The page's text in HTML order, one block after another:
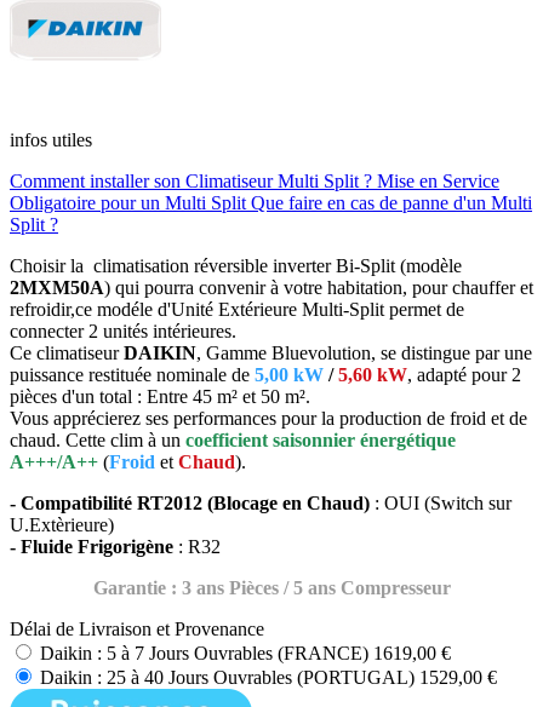
infos utiles
Comment installer son Climatiseur Multi Split ? Mise en Service
Obligatoire pour un Multi Split Que faire en cas de panne d'un Multi
Split ?
Choisir la climatisation réversible inverter Bi-Split (modèle
2MXM50A) qui pourra convenir à votre habitation, pour chauffer et
refroidir,ce modéle d'Unité Extérieure Multi-Split permet de
connecter 2 unités intérieures.
Ce climatiseurDAIKIN, Gamme Bluevolution, se distingue par une
puissance restituée nominale de 5,00 kW /5,60 kW, adapté pour 2
pièces d'un total : Entre 45 m² et 50 m².
Vous apprécierez ses performances pour la production de froid et de
chaud. Cette clim à un coefficient saisonnier énergétique
A+++/A++ (Froid et Chaud).
- Compatibilité RT2012 (Blocage en Chaud) : OUI (Switch sur
U.Extèrieure)
- Fluide Frigorigène : R32
Garantie : 3 ans Pièces / 5 ans Compresseur
Délai de Livraison et Provenance
Daikin : 5 à 7 Jours Ouvrables (FRANCE) 1619,00 €
Daikin : 25 à 40 Jours Ouvrables (PORTUGAL) 1529,00 €